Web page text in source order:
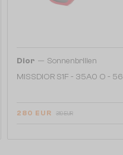
Dior — Sonnenbrillen
MISSDIOR S1F - 35A0 O - 56
280 EUR 319 EUR